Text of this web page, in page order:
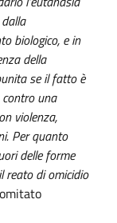
biologico, e in
della
se il fatto è
una
violenza,
Per quanto
delle forme
reato di omicidio